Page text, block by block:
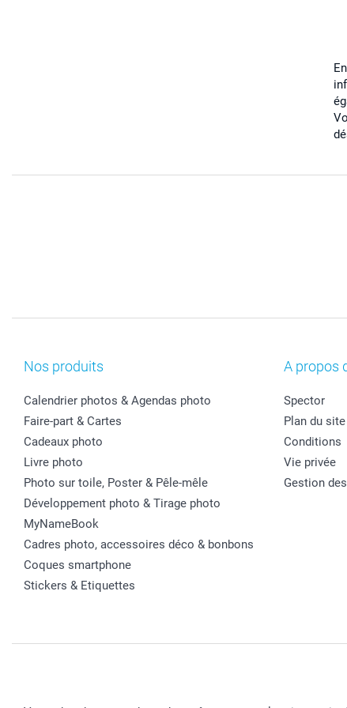
Nos produits
Calendrier photos & Agendas photo
Faire-part & Cartes
Cadeaux photo
Livre photo
Photo sur toile, Poster & Pêle-mêle
Développement photo & Tirage photo
MyNameBook
Cadres photo, accessoires déco & bonbons
Coques smartphone
Stickers & Etiquettes
A propos
Spector
Plan du site
Conditions
Vie privée
Gestion